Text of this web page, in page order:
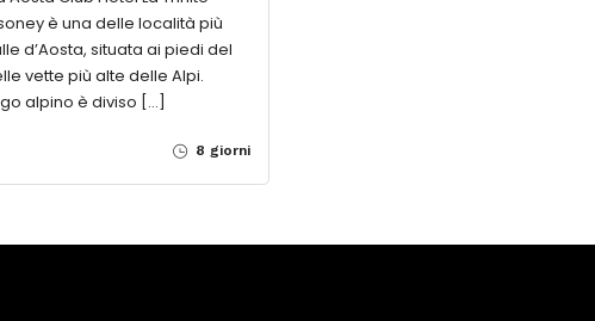
è una delle località più
d’Aosta, situata ai piedi del
vette più alte delle Alpi.
alpino è diviso […]
8 giorni